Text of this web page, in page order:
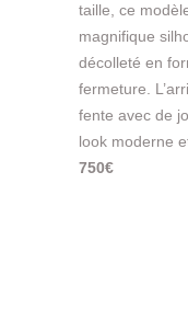
taille, ce
magnifique
décolleté en
fermeture.
fente avec de
look moderne
750€